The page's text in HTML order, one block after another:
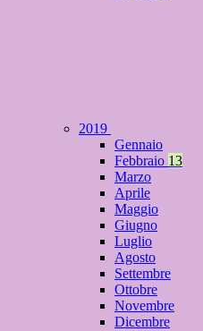
2019
Gennaio
Febbraio 13
Marzo
Aprile
Maggio
Giugno
Luglio
Agosto
Settembre
Ottobre
Novembre
Dicembre